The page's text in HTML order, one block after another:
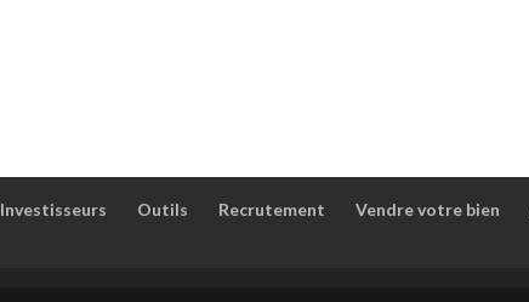
Investisseurs Outils Recrutement Vendre votre bien